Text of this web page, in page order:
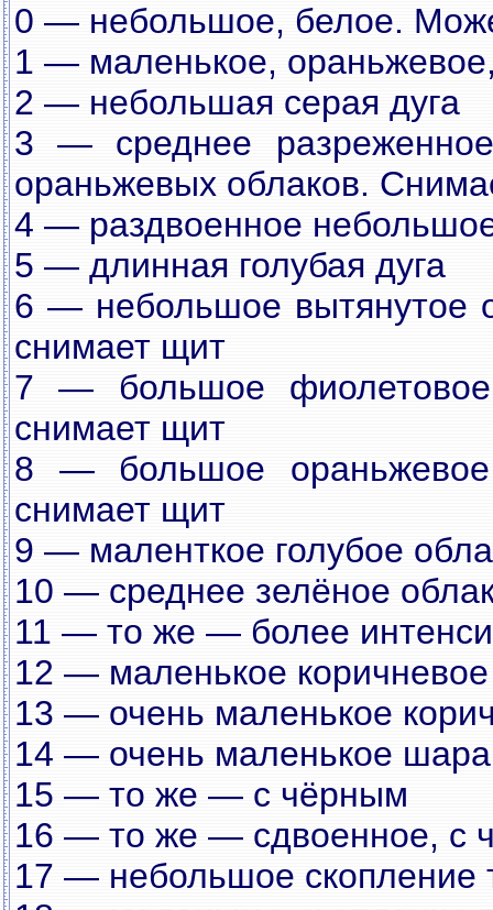
0 — небольшое, белое.
1 — маленькое,
2 — небольшая серая дуга
3 — среднее
ораньжевых облаков.
4 — раздвоенное
5 — длинная голубая дуга
6 — небольшое вытянутое
снимает щит
7 — большое
снимает щит
8 — большое
снимает щит
9 — маленткое голубое
10 — среднее зелёное
11 — то же — более
12 — маленькое
13 — очень маленькое
14 — очень маленькое
15 — то же — с чёрным
16 — то же — сдвоенное, с
17 — небольшое скопление